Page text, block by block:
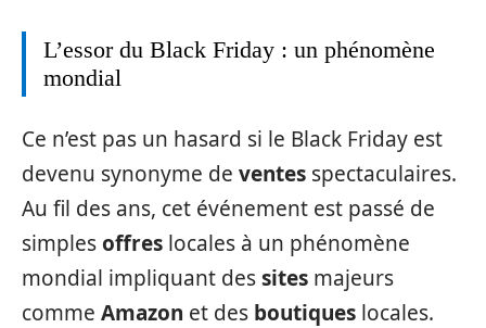
L’essor du Black Friday : un phénomène
mondial
Ce n’est pas un hasard si le Black Friday est
devenu synonyme de ventes spectaculaires.
Au fil des ans, cet événement est passé de
simplesoffres locales à un phénomène
mondial impliquant dessites majeurs
comme Amazon et des boutiques locales.